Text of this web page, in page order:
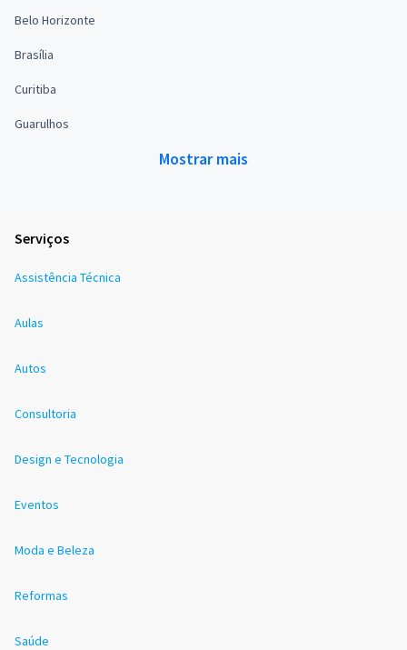
Belo Horizonte
Brasília
Curitiba
Guarulhos
Mostrar mais
Serviços
Assistência Técnica
Aulas
Autos
Consultoria
Design e Tecnologia
Eventos
Moda e Beleza
Reformas
Saúde